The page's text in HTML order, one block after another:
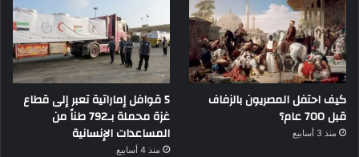
كيف احتفل المصريون بالزفاف
قبل 700 عام؟
منذ 3 أسابيع
5 قوافل إماراتية تعبر إلى قطاع
غزة محملة بـ792 طناً من
المساعدات الإنسانية
منذ 4 أسابيع